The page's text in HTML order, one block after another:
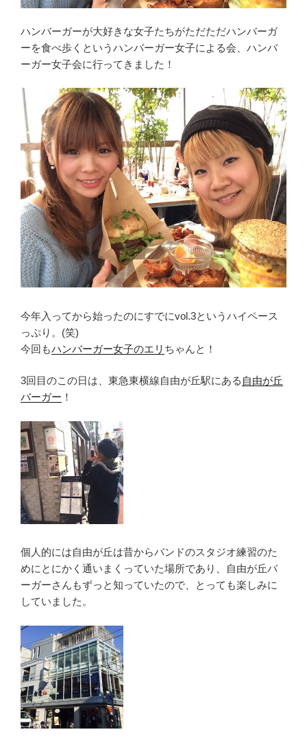
ハンバーガーが大好きな女子たちがただただハンバーガ
ーを食べ歩くというハンバーガー女子による会、ハンバ
ーガー女子会に行ってきました！
今年入ってから始ったのにすでにvol.3というハイペース
っぷり。(笑)
今回もハンバーガー女子のエリ ちゃんと！
3回目のこの日は、東急東横線自由が丘駅にある 自由が丘
バーガー ！
個人的には自由が丘は昔からバンドのスタジオ練習のた
めにとにかく通いまくっていた場所であり、自由が丘バ
ーガーさんもずっと知っていたので、とっても楽しみに
していました。